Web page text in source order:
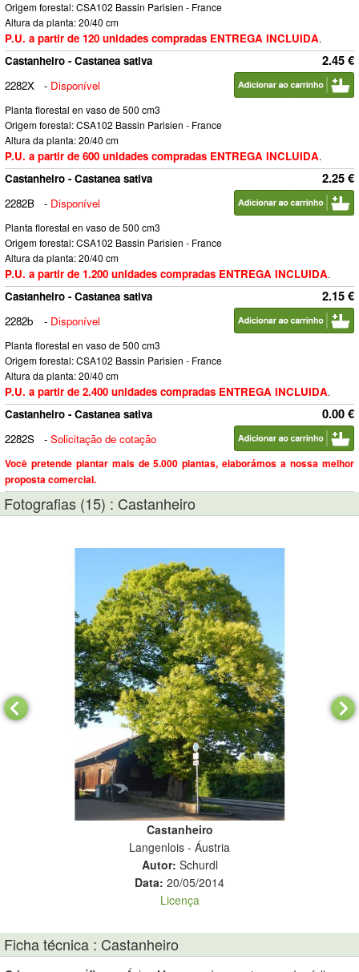
Origem forestal: CSA102 Bassin Parisien - France
Altura da planta: 20/40 cm
P.U. a partir de 120 unidades compradas ENTREGA INCLUIDA.
2.45 €
Castanheiro - Castanea sativa
2282X
- Disponível
Planta florestal en vaso de 500 cm3
Origem forestal: CSA102 Bassin Parisien - France
Altura da planta: 20/40 cm
P.U. a partir de 600 unidades compradas ENTREGA INCLUIDA.
2.25 €
Castanheiro - Castanea sativa
2282B
- Disponível
Planta florestal en vaso de 500 cm3
Origem forestal: CSA102 Bassin Parisien - France
Altura da planta: 20/40 cm
P.U. a partir de 1.200 unidades compradas ENTREGA INCLUIDA.
2.15 €
Castanheiro - Castanea sativa
2282b
- Disponível
Planta florestal en vaso de 500 cm3
Origem forestal: CSA102 Bassin Parisien - France
Altura da planta: 20/40 cm
P.U. a partir de 2.400 unidades compradas ENTREGA INCLUIDA.
0.00 €
Castanheiro - Castanea sativa
2282S
- Solicitação de cotação
Você pretende plantar mais de 5.000 plantas, elaborámos a nossa melhor
proposta comercial.
Fotografias (15) : Castanheiro
Castanheiro
Langenlois - Áustria
Autor: Schurdl
Data: 20/05/2014
Licença
Ficha técnica : Castanheiro